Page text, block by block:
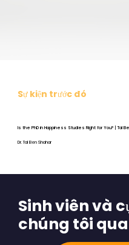
Sinh viên và
chúng tôi qua
Sự kiện trước đó
Is the PhD in Happiness Studies Right for You? | Tal
Dr. Tal Ben Shahar